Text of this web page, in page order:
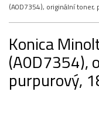
(A0D7354), originální toner,
Konica
(A0D7354),
purpurový,